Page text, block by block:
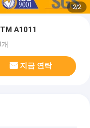
2/2
A1011
지금 연락